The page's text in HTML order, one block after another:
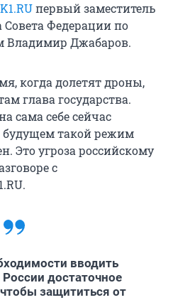
первый заместитель
Совета Федерации по
Владимир Джабаров.
когда долетят дроны,
глава государства.
сама себе сейчас
будущем такой режим
Это угроза российскому
с
вводить
достаточное
защититься от